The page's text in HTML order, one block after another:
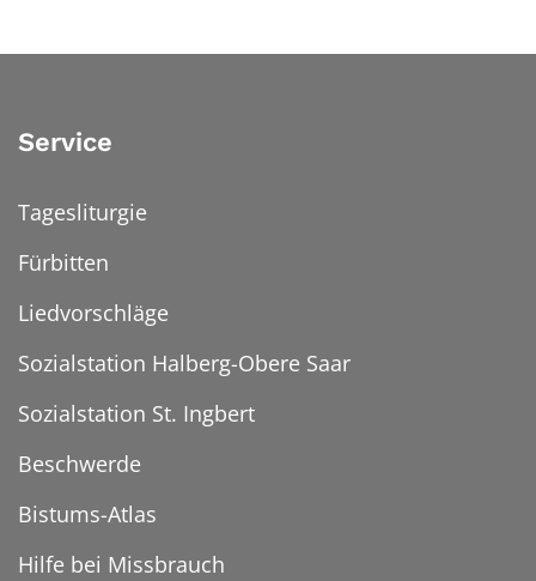
Service
Tagesliturgie
Fürbitten
Liedvorschläge
Sozialstation Halberg-Obere Saar
Sozialstation St. Ingbert
Beschwerde
Bistums-Atlas
Hilfe bei Missbrauch